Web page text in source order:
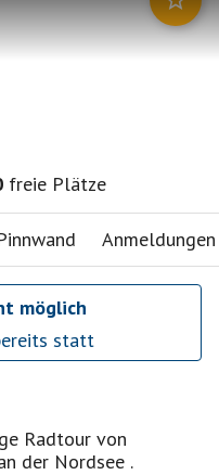
freie Plätze
Anmeldungen
möglich
statt
Radtour von
der Nordsee .